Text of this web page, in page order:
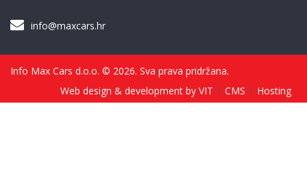
info@maxcars.hr
Info Max Cars d.o.o. © 2026. Sva prava pridržana.
Web design & development by VIT
CMS Hosting